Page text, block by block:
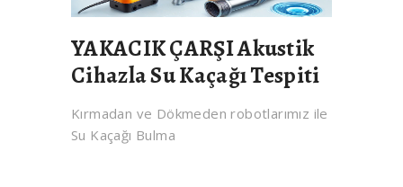
YAKACIK ÇARŞI Akustik
Cihazla Su Kaçağı Tespiti
Kırmadan ve Dökmeden robotlarımız ile
Su Kaçağı Bulma